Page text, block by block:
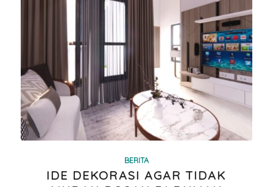
BERITA
IDE DEKORASI AGAR TIDAK